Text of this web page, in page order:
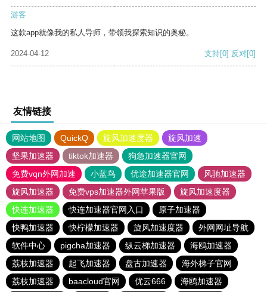
游客
这款app就像我的私人导师，带领我探索知识的奥秘。
2024-04-12 支持[0] 反对[0]
友情链接
网站地图 QuickQ 旋风加速度器
旋风加速
坚果加速器
tiktok加速器
狗急加速器官网
免费vqn外网加速
小蓝鸟 优途加速器官网
风驰加速器
旋风加速器
免费vps加速器外网苹果版
旋风加速度器
快连加速器
快连加速器官网入口
原子加速器
快鸭加速器
快柠檬加速器 旋风加速度器
外网网址导航
软件中心
pigcha加速器 纵云梯加速器
海鸥加速器
荔枝加速器
起飞加速器 盘古加速器
海外梯子官网
荔枝加速器
baacloud官网 优云666 海鸥加速器